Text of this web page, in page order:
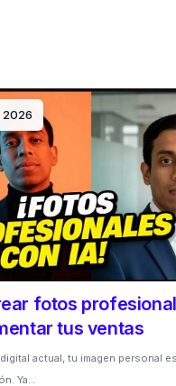
2026
fotos
tus ventas
actual, tu imagen personal
Ya…